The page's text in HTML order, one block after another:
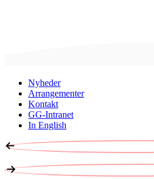
Nyheder
Arrangementer
Kontakt
GG-Intranet
In English